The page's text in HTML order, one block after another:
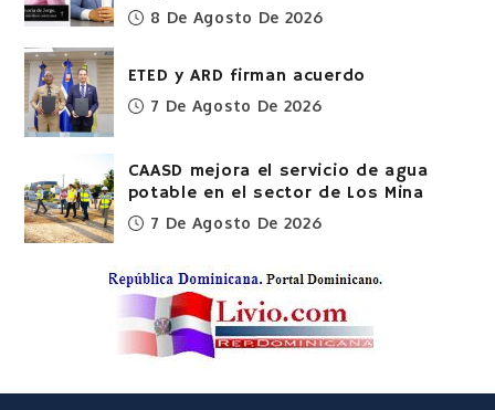
8 De Agosto De 2026
ETED y ARD firman acuerdo
7 De Agosto De 2026
CAASD mejora el servicio de agua
potable en el sector de Los Mina
7 De Agosto De 2026